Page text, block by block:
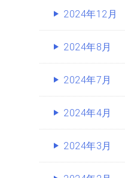
2024年12月
2024年8月
2024年7月
2024年4月
2024年3月